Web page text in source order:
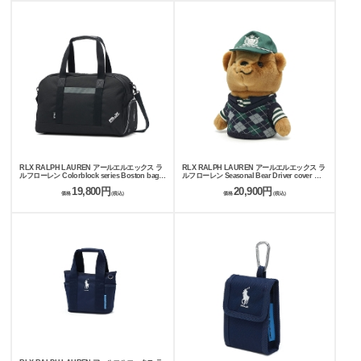
RLX RALPH LAUREN アールエルエックス ラ
ルフローレン Colorblock series Boston bag
価格 19,800円 (税込)
RLX RALPH LAUREN アールエルエックス ラ
ルフローレン Seasonal Bear Driver cover ド
価格20,900円 (税込)